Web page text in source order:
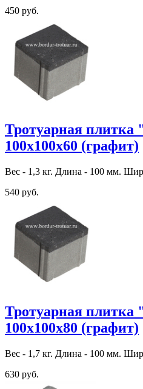
450 руб.
Тротуарная плитка
100х100х60 (графит)
Вес - 1,3 кг. Длина - 100 мм.
540 руб.
Тротуарная плитка
100х100х80 (графит)
Вес - 1,7 кг. Длина - 100 мм.
630 руб.